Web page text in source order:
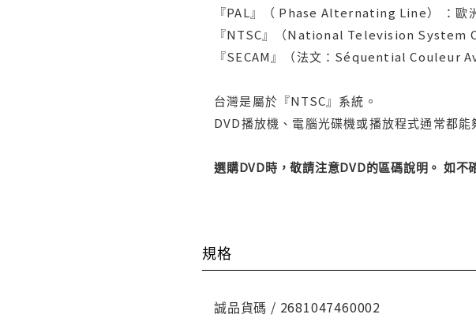
『PAL』（ Phase Alternating Line） ：歐
『NTSC』（National Television System
『SECAM』（法文：Séquential Couleur
台灣是屬於『NTSC』系統。
DVD播放機、電腦光碟機或播放程式通常都能
選購DVD時，敬請注意DVD的區碼說明。 如不
規格
誠品貨碼 / 2681047460002